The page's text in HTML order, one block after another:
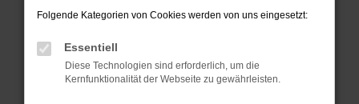
Manche Erweiterungen, wie Werbeblocker,
können das Laden bestimmter Seiten
verhindern. Funktioniert die Seite in einem
Folgende Kategorien von Cookies werden von uns eingesetzt:
Essentiell
Diese Technologien sind erforderlich, um die
Kernfunktionalität der Webseite zu gewährleisten.